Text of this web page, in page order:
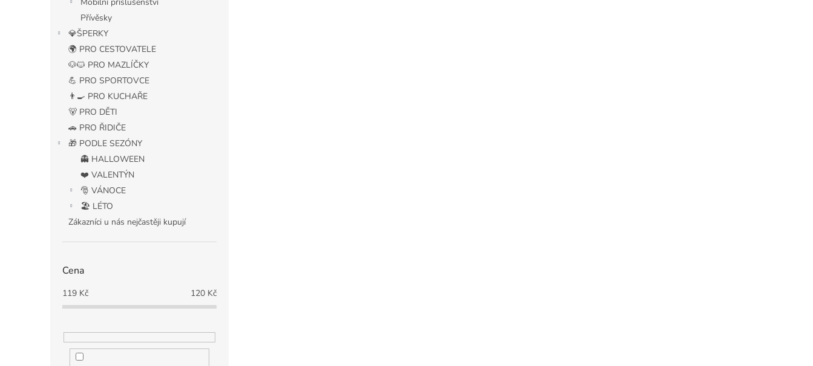
Přívěsky
💎ŠPERKY
🌍 PRO CESTOVATELE
🐶🐱 PRO MAZLÍČKY
💪 PRO SPORTOVCE
👨‍🍳 PRO KUCHAŘE
🐻 PRO DĚTI
🚗 PRO ŘIDIČE
🎁 PODLE SEZÓNY
👻 HALLOWEEN
❤️ VALENTÝN
🎅 VÁNOCE
🏖️ LÉTO
Zákazníci u nás nejčastěji kupují
Cena
119 Kč 120 Kč